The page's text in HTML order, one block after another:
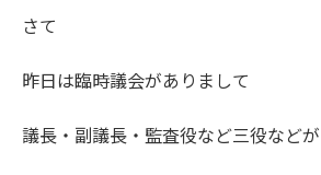
さて
昨日は臨時議会がありまして
議長・副議長・監査役など三役など